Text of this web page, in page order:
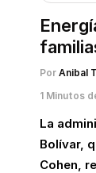
Por Anibal
1 Minutos
La
Bolívar,
Cohen,